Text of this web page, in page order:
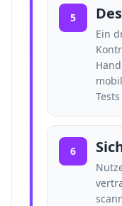
5
Ein
6